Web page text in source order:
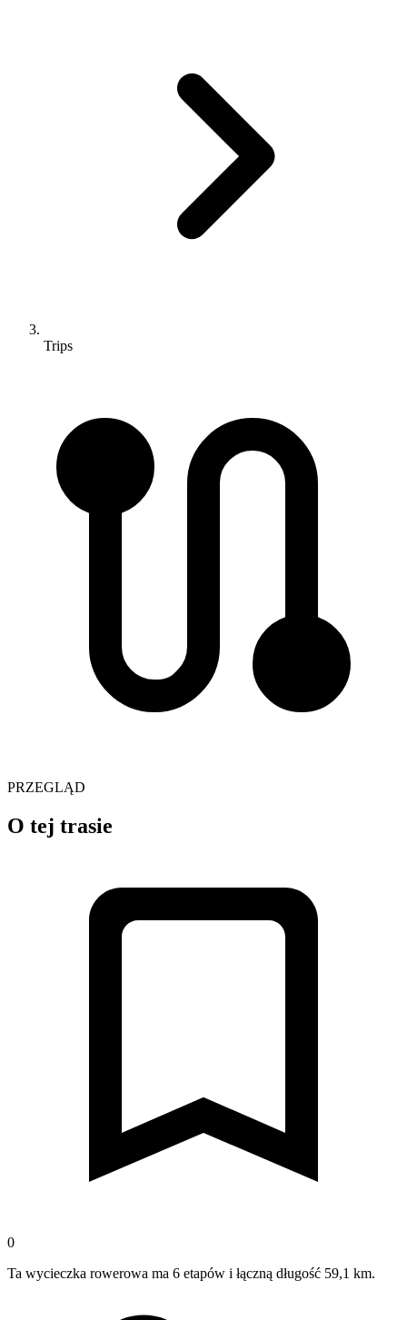
Trips
PRZEGLĄD
O tej trasie
0
Ta wycieczka rowerowa ma 6 etapów i łączną długość 59,1 km.